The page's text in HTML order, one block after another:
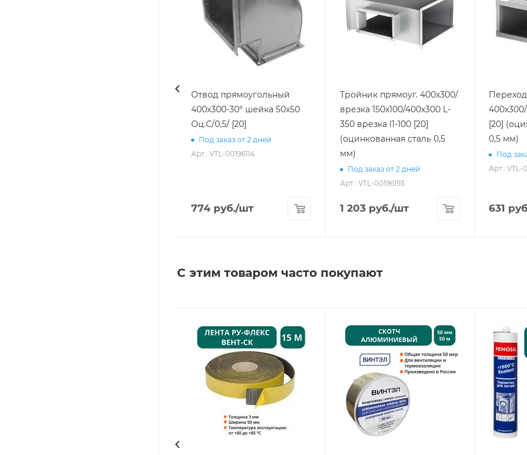
Отвод прямоугольный
400х300-30° шейка 50х50
Оц.С/0,5/ [20]
Под заказ от 2 дней
Арт.: VTL-00196114
774 руб./шт
Тройник прямоуг. 400х300/
врезка 150х100/400х300 L-
350 врезка l1-100 [20]
(оцинкованная сталь 0,5
мм)
Под заказ от 2 дней
Арт.: VTL-00196193
1 203 руб./шт
[20]
0,5 мм)
Под
Арт.: VTL-
631
С этим товаром часто покупают